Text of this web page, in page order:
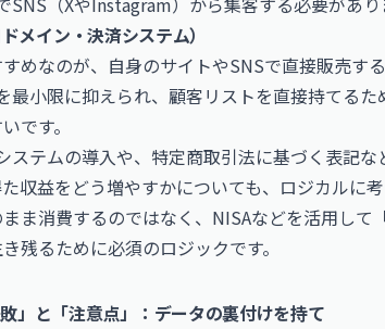
メイン・決済システム）
めなのが、自身のサイトやSNSで直接販売する
最小限に抑えられ、顧客リストを直接持てる
です。
ステムの導入や、特定商取引法に基づく表記な
収益をどう増やすかについても、ロジカルに考
ま消費するのではなく、NISAなどを活用して
残るために必須のロジックです。
」と「注意点」：データの裏付けを持て